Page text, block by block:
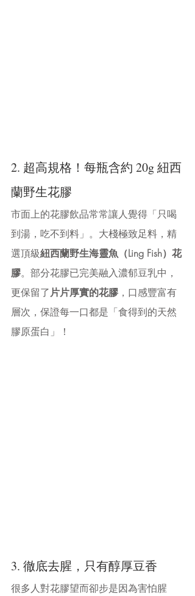
2. 超高規格！每瓶含約 20g 紐西
蘭野生花膠
市面上的花膠飲品常常讓人覺得「只喝
到湯，吃不到料」。大棧極致足料，精
選頂級紐西蘭野生海靈魚（Ling Fish）花
膠。部分花膠已完美融入濃郁豆乳中，
更保留了片片厚實的花膠 ，口感豐富有
層次，保證每一口都是「食得到的天然
膠原蛋白」！
3. 徹底去腥，只有醇厚豆香
很多人對花膠望而卻步是因為害怕腥